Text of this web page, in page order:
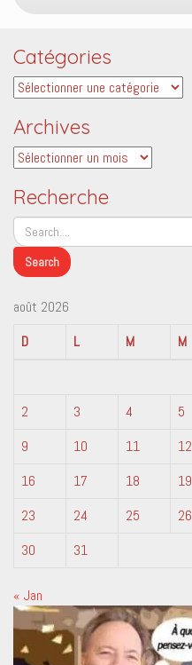
Catégories
Catégories
Archives
Archives
Recherche
août 2026
D
L M M
2
3 4 5
9
10 11 12
16
17 18 19
23
24 25 26
30
31
« Jan